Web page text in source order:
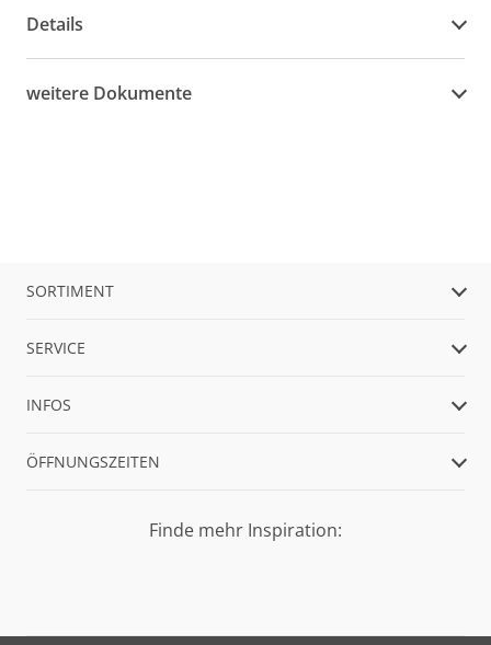
Details
weitere Dokumente
SORTIMENT
SERVICE
INFOS
ÖFFNUNGSZEITEN
Finde mehr Inspiration: